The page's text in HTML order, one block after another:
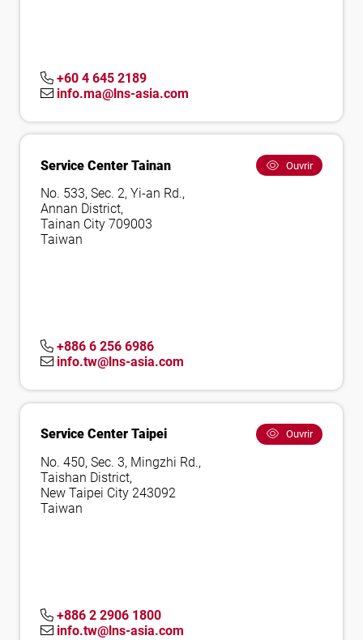
+60 4 645 2189
info.ma@lns-asia.com
Service Center Tainan Ouvrir
No. 533, Sec. 2, Yi-an Rd.,
Annan District,
Tainan City 709003
Taiwan
+886 6 256 6986
info.tw@lns-asia.com
Service Center Taipei Ouvrir
No. 450, Sec. 3, Mingzhi Rd.,
Taishan District,
New Taipei City 243092
Taiwan
+886 2 2906 1800
info.tw@lns-asia.com